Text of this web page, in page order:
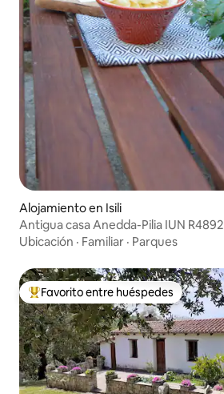
Alojamiento en Isili
Antigua casa Anedda-Pilia IUN R4892
Ubicación · Familiar · Parques
Favorito entre huéspedes preferido
Favorito entre huéspedes